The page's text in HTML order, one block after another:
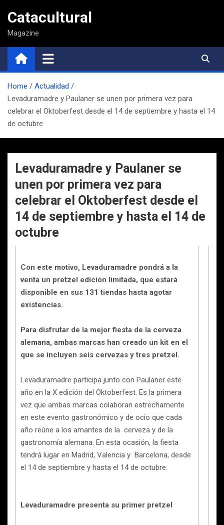
contenido
Catacultural
Magazine
Home
Actualidad
Levaduramadre y Paulaner se unen por primera vez para
celebrar el Oktoberfest desde el 14 de septiembre y hasta el 14
de octubre
Levaduramadre y Paulaner se
unen por primera vez para
celebrar el Oktoberfest desde el
14 de septiembre y hasta el 14 de
octubre
Con este motivo, Levaduramadre pondrá a la
venta un pretzel edición limitada, que estará
disponible en sus 131 tiendas hasta agotar
existencias.
Para disfrutar de la mejor fiesta de la cerveza
alemana, ambas marcas han creado un kit en el
que se incluyen seis cervezas y tres pretzel.
Levaduramadre participa junto con Paulaner este
año en la X edición del Oktoberfest. Es la primera
vez que ambas marcas colaboran estrechamente
en este evento gastronómico y de ocio que cada
año reúne a los amantes de la cerveza y de la
gastronomía alemana. En esta ocasión, la fiesta
tendrá lugar en Madrid, Valencia y Barcelona, desde
el 14 de septiembre y hasta el 14 de octubre.
Levaduramadre presenta su primer pretzel